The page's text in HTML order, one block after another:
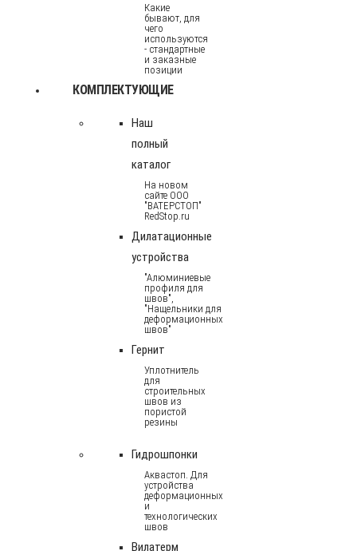
Какие
бывают, для
чего
используются
- стандартные
и заказные
позиции
КОМПЛЕКТУЮЩИЕ
Наш
полный
каталог
На новом
сайте ООО
"ВАТЕРСТОП"
RedStop.ru
Дилатационные
устройства
"Алюминиевые
профиля для
швов",
"Нащельники для
деформационных
швов"
Гернит
Уплотнитель
для
строительных
швов из
пористой
резины
Гидрошпонки
Аквастоп. Для
устройства
деформационных
и
технологических
швов
Вилатерм